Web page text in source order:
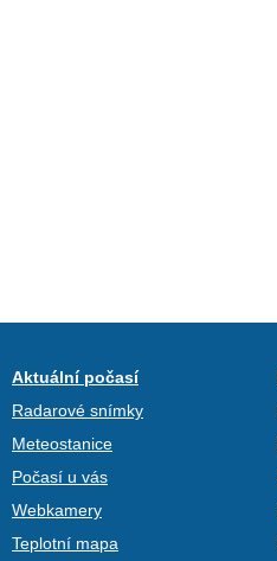
Aktuální počasí
Radarové snímky
Meteostanice
Počasí u vás
Webkamery
Teplotní mapa